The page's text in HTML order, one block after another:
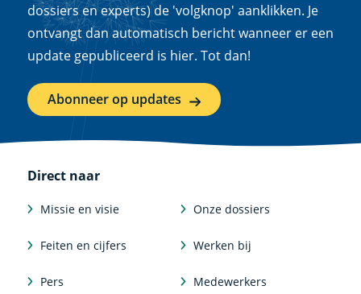
dossiers en experts) de 'volgknop' aanklikken. Je
ontvangt dan automatisch bericht wanneer er een
update gepubliceerd is hier. Tot dan!
Abonneer op updates
Direct naar
Missie en visie Onze dossiers
Feiten en cijfers Werken bij
Pers Medewerkers